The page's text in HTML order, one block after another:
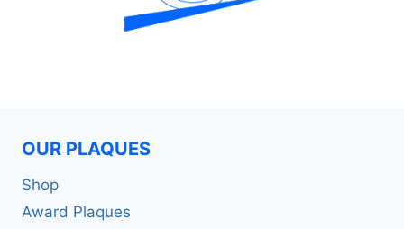
OUR PLAQUES
Shop
Award Plaques